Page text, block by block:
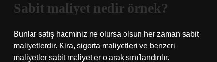
Sabit maliyet nedir örnek?
Bunlar satış hacminiz ne olursa olsun her zaman sabit
maliyetlerdir. Kira, sigorta maliyetleri ve benzeri
maliyetler sabit maliyetler olarak sınıflandırılır.